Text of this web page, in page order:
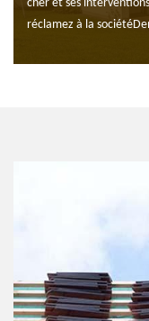
cher et ses
réclamez à la